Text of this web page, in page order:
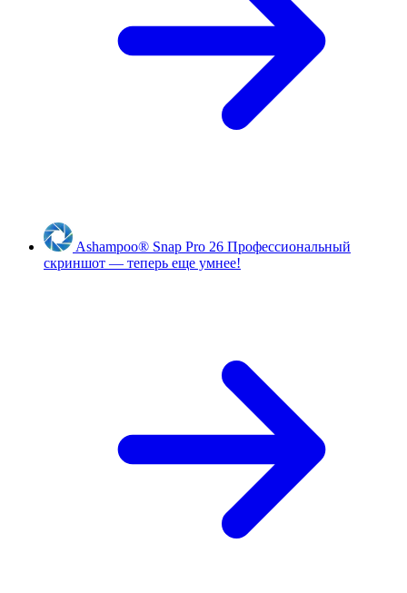
Ashampoo® Snap Pro 26 Профессиональный
скриншот — теперь еще умнее!